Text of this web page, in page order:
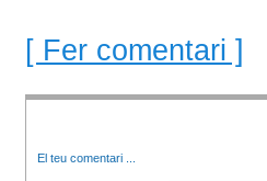
[ Fer comentari ]
El teu comentari